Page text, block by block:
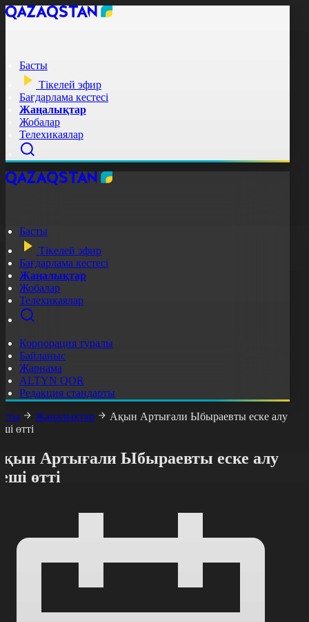
Басты
Тікелей эфир
Бағдарлама кестесі
Жаңалықтар
Жобалар
Телехикаялар
Басты
Тікелей эфир
Бағдарлама кестесі
Жаңалықтар
Жобалар
Телехикаялар
Корпорация туралы
Байланыс
Жарнама
ALTYN QOR
Редакция стандарты
Жаңалықтар
Ақын Артығали Ыбыраевты еске алу
өтті
Артығали Ыбыраевты еске алу
өтті